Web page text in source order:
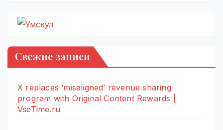
Свежие записи
X replaces ‘misaligned’ revenue sharing
program with Original Content Rewards |
VseTime.ru